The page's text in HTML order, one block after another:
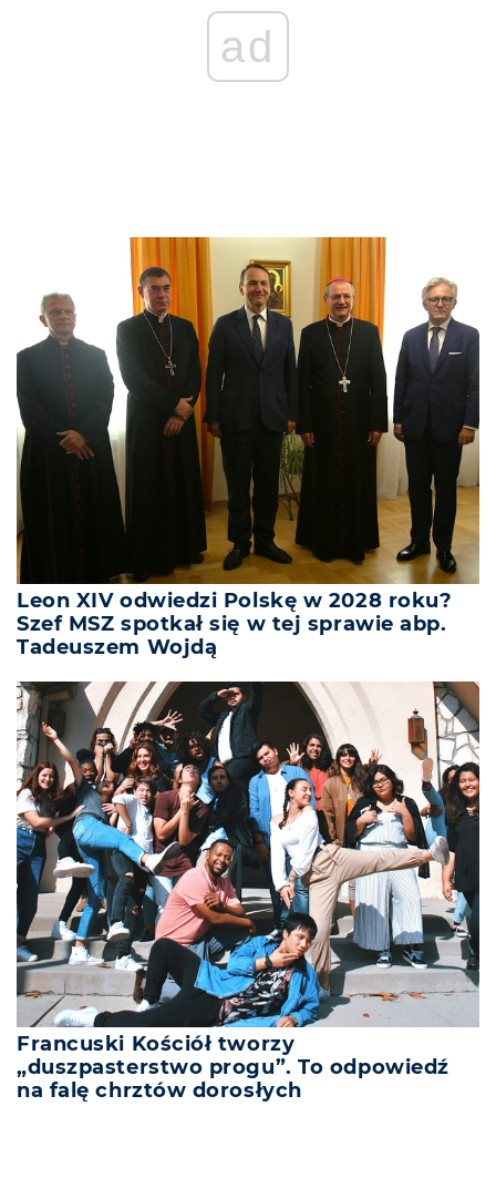
ad
Leon XIV odwiedzi Polskę w 2028 roku?
Szef MSZ spotkał się w tej sprawie abp.
Tadeuszem Wojdą
Francuski Kościół tworzy
„duszpasterstwo progu”. To odpowiedź
na falę chrztów dorosłych